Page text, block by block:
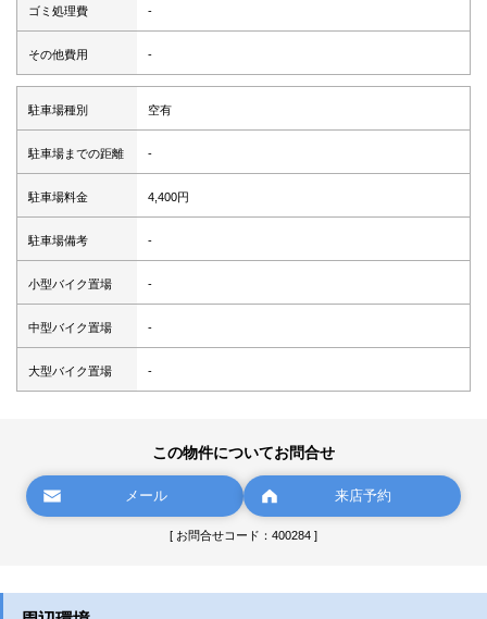
ゴミ処理費 -
その他費用 -
駐車場種別 空有
駐車場までの距離 -
駐車場料金 4,400円
駐車場備考 -
小型バイク置場 -
中型バイク置場 -
大型バイク置場 -
この物件についてお問合せ
メール 来店予約
[ お問合せコード：400284 ]